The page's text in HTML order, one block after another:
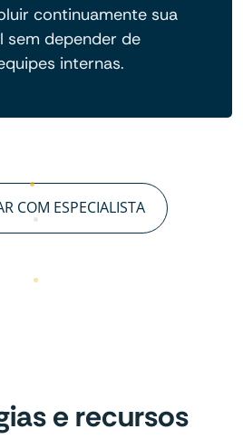
continuamente sua
sem depender de
internas.
COM ESPECIALISTA
e recursos